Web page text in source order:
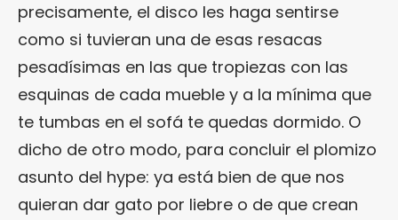
precisamente, el disco les haga sentirse
como si tuvieran una de esas resacas
pesadísimas en las que tropiezas con las
esquinas de cada mueble y a la mínima que
te tumbas en el sofá te quedas dormido. O
dicho de otro modo, para concluir el plomizo
asunto del hype: ya está bien de que nos
quieran dar gato por liebre o de que crean